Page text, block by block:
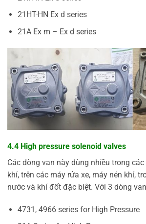
21HT-HN Ex d series
21A Ex m – Ex d series
4.4 High pressure solenoid valves
Các dòng van này dùng nhiều trong
khí, trên các máy rửa xe, máy nén khí,
nước và khí đốt đặc biệt. Với 3 dòng
4731, 4966 series for High Pressure